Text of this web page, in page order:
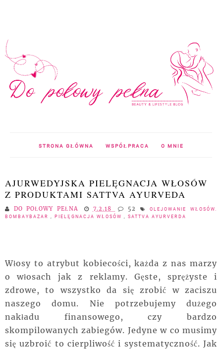
STRONA GŁÓWNA WSPÓŁPRACA O MNIE
AJURWEDYJSKA PIELĘGNACJA WŁOSÓW
Z PRODUKTAMI SATTVA AYURVEDA
DO POŁOWY PEŁNA 7.2.18 52
OLEJOWANIE WŁOSÓW.
BOMBAYBAZAR
PIELĘGNACJA WŁOSÓW SATTVA AYURVERDA
Włosy to atrybut kobiecości, każda z nas marzy
o włosach jak z reklamy. Gęste, sprężyste i
zdrowe, to wszystko da się zrobić w zaciszu
naszego domu. Nie potrzebujemy dużego
nakładu finansowego, czy bardzo
skompilowanych zabiegów. Jedyne w co musimy
się uzbroić to cierpliwość i systematyczność. Jak